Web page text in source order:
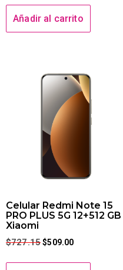
Añadir al carrito
Celular Redmi Note 15
PRO PLUS 5G 12+512 GB
Xiaomi
$727.15 $509.00